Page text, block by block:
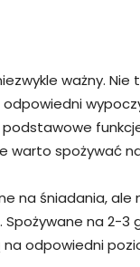
ważny.
warto spożywać
na śniadania, ale
na 2-3
na odpowiedni